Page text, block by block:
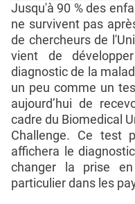
Jusqu'à 90 % des
ne survivent pas
de chercheurs de
vient de
diagnostic de la
un peu comme un
aujourd’hui de
cadre du Biomedical
Challenge. Ce test
affichera le
changer la prise
particulier dans les